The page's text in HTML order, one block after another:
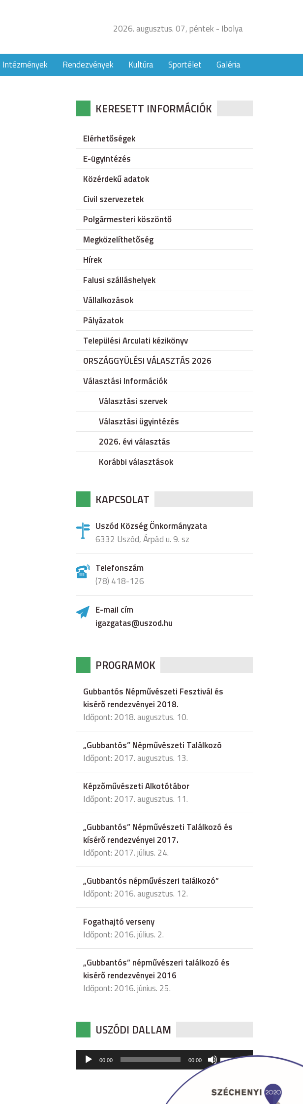
2026. augusztus. 07, péntek - Ibolya
Intézmények Rendezvények Kultúra Sportélet Galéria
KERESETT INFORMÁCIÓK
Elérhetőségek
E-ügyintézés
Közérdekű adatok
Civil szervezetek
Polgármesteri köszöntő
Megközelíthetőség
Hírek
Falusi szálláshelyek
Vállalkozások
Pályázatok
Települési Arculati kézikönyv
ORSZÁGGYÜLÉSI VÁLASZTÁS 2026
Választási Információk
Választási szervek
Választási ügyintézés
2026. évi választás
Korábbi választások
KAPCSOLAT
Uszód Község Önkormányzata
6332 Uszód, Árpád u. 9. sz
Telefonszám
(78) 418-126
E-mail cím
igazgatas@uszod.hu
PROGRAMOK
Gubbantós Népművészeti Fesztivál és
kisérő rendezvényei 2018.
Időpont: 2018. augusztus. 10.
„Gubbantós” Népművészeti Találkozó
Időpont: 2017. augusztus. 13.
Képzőművészeti Alkotótábor
Időpont: 2017. augusztus. 11.
„Gubbantós” Népművészeti Találkozó és
kísérő rendezvényei 2017.
Időpont: 2017. július. 24.
„Gubbantós népművészeri találkozó”
Időpont: 2016. augusztus. 12.
Fogathajtó verseny
Időpont: 2016. július. 2.
„Gubbantós” népművészeri találkozó és
kisérő rendezvényei 2016
Időpont: 2016. június. 25.
USZÓDI DALLAM
Audió
lejátszó
00:00 00:00
hangerő
csökkentéséhez